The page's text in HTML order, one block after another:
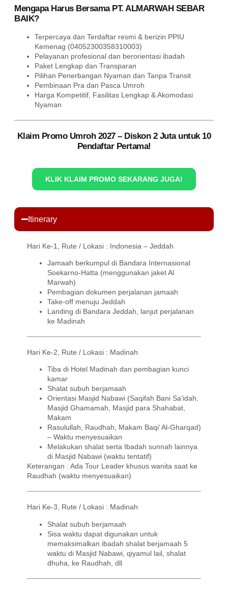
Mengapa Harus Bersama PT. ALMARWAH SEBAR
BAIK?
Terpercaya dan Terdaftar resmi & berizin PPIU
Kemenag (04052300358310003)
Pelayanan profesional dan berorientasi ibadah
Paket Lengkap dan Transparan
Pilihan Penerbangan Nyaman dan Tanpa Transit
Pembinaan Pra dan Pasca Umroh
Harga Kompetitif, Fasilitas Lengkap & Akomodasi
Nyaman
Klaim Promo Umroh 2027 – Diskon 2 Juta untuk 10
Pendaftar Pertama!
KLIK KLAIM PROMO SEKARANG JUGA!
Itinerary
Hari Ke-1, Rute / Lokasi : Indonesia – Jeddah
Jamaah berkumpul di Bandara Internasional
Soekarno-Hatta (menggunakan jaket Al
Marwah)
Pembagian dokumen perjalanan jamaah
Take-off menuju Jeddah
Landing di Bandara Jeddah, lanjut perjalanan
ke Madinah
Hari Ke-2, Rute / Lokasi : Madinah
Tiba di Hotel Madinah dan pembagian kunci
kamar
Shalat subuh berjamaah
Orientasi Masjid Nabawi (Saqifah Bani Sa’idah,
Masjid Ghamamah, Masjid para Shahabat,
Makam
Rasulullah, Raudhah, Makam Baqi’ Al-Gharqad)
– Waktu menyesuaikan
Melakukan shalat serta Ibadah sunnah lainnya
di Masjid Nabawi (waktu tentatif)
Keterangan : Ada Tour Leader khusus wanita saat ke
Raudhah (waktu menyesuaikan)
Hari Ke-3, Rute / Lokasi : Madinah
Shalat subuh berjamaah
Sisa waktu dapat digunakan untuk
memaksimalkan ibadah shalat berjamaah 5
waktu di Masjid Nabawi, qiyamul lail, shalat
dhuha, ke Raudhah, dll